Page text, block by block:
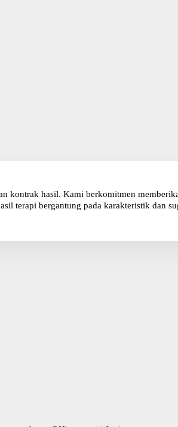
kontrak hasil. Kami berkomitmen
terapi bergantung pada karakteristik dan